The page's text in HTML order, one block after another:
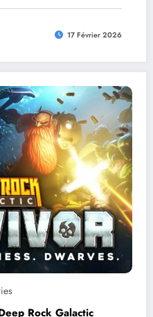
17 Février 2026
Rock Galactic